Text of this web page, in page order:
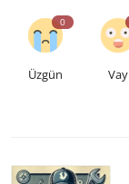
0
Üzgün Vay